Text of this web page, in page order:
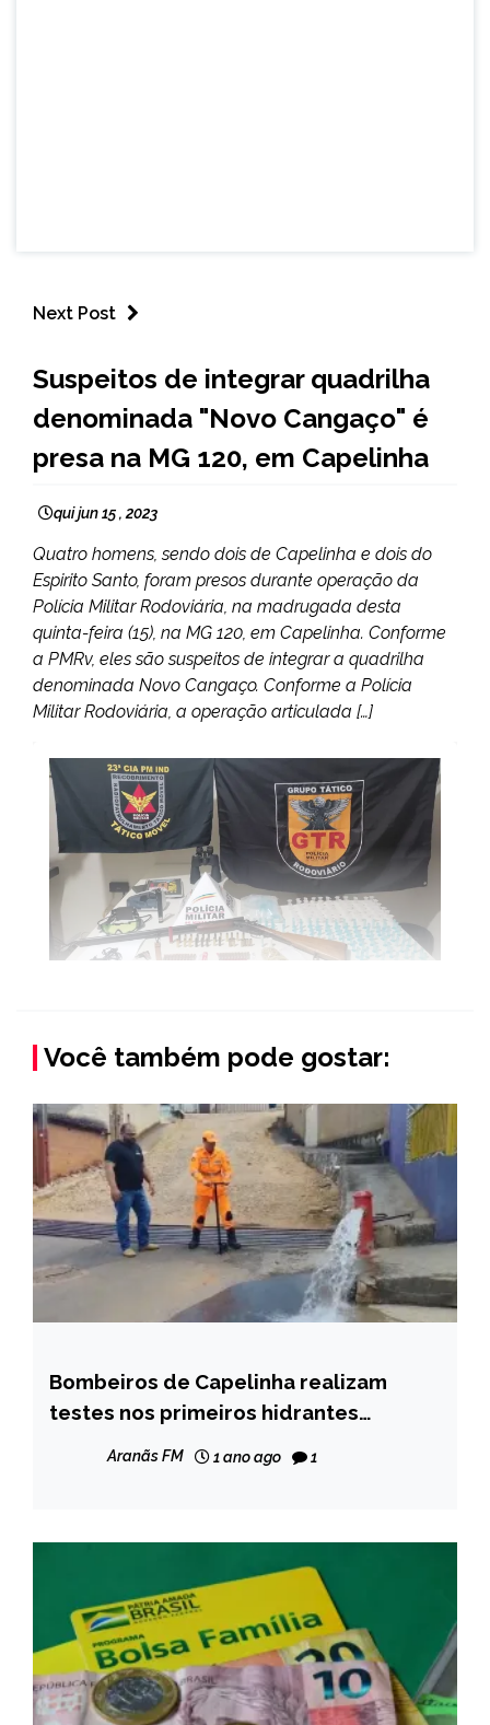
Next Post
MINAS
GERAIS
Suspeitos de integrar quadrilha
denominada "Novo Cangaço" é
presa na MG 120, em Capelinha
qui jun 15 , 2023
Quatro homens, sendo dois de Capelinha e dois do
Espirito Santo, foram presos durante operação da
Polícia Militar Rodoviária, na madrugada desta
quinta-feira (15), na MG 120, em Capelinha. Conforme
a PMRv, eles são suspeitos de integrar a quadrilha
denominada Novo Cangaço. Conforme a Polícia
Militar Rodoviária, a operação articulada […]
Você também pode gostar:
CAPELINHA
MINAS
Bombeiros de Capelinha realizam
testes nos primeiros hidrantes
Aranãs FM 1 ano ago 1